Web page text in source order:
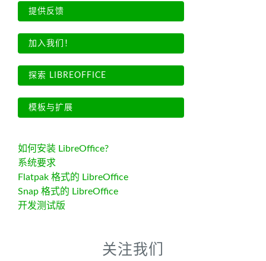
提供反馈
加入我们！
探索 LIBREOFFICE
模板与扩展
如何安装 LibreOffice?
系统要求
Flatpak 格式的 LibreOffice
Snap 格式的 LibreOffice
开发测试版
关注我们